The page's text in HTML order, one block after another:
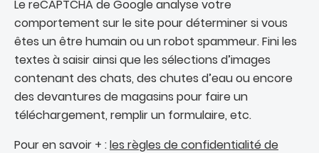
Le reCAPTCHA de Google analyse votre
comportement sur le site pour déterminer si vous
êtes un être humain ou un robot spammeur. Fini les
textes à saisir ainsi que les sélections d’images
contenant des chats, des chutes d’eau ou encore
des devantures de magasins pour faire un
téléchargement, remplir un formulaire, etc.
Pour en savoir + :les règles de confidentialité de